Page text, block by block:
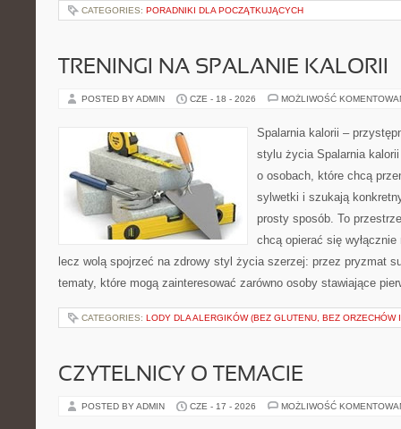
CATEGORIES: PORADNIKI DLA POCZĄTKUJĄCYCH
TRENINGI NA SPALANIE KALORII
POSTED BY ADMIN CZE - 18 - 2026 MOŻLIWOŚĆ
Spalarnia kalorii –
stylu życia Spalarnia
o osobach, które chcą
sylwetki i szukają
prosty sposób. To
chcą opierać się
lecz wolą spojrzeć na zdrowy styl życia szerzej: przez pryzmat
tematy, które mogą zainteresować zarówno osoby stawiające
CATEGORIES: LODY DLA ALERGIKÓW (BEZ GLUTENU, BEZ ORZECHÓW
CZYTELNICY O TEMACIE
POSTED BY ADMIN CZE - 17 - 2026 MOŻLIWOŚĆ